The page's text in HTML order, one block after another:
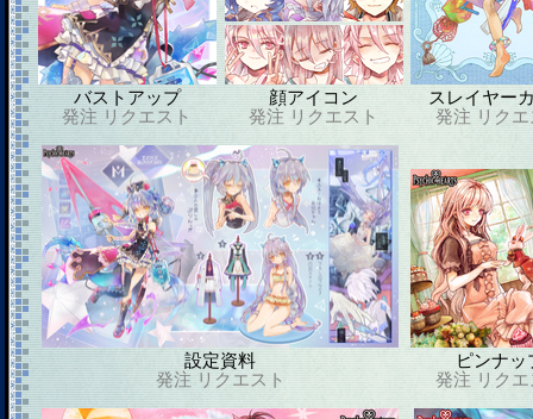
バストアップ
発注 リクエスト
顔アイコン
発注 リクエスト
スレイヤー
発注 リク
設定資料
発注 リクエスト
ピンナッ
発注 リク